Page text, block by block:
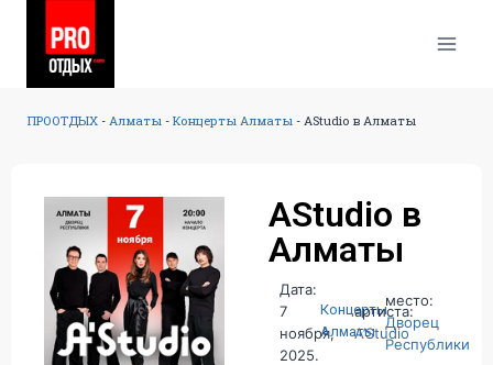
ПРООТДЫХ - Алматы - Концерты Алматы - AStudio в Алматы
AStudio в
Алматы
Дата:
7
ноября,
2025.
Концерты
Алматы
артиста:
A’Studio
место:
Дворец
Республики